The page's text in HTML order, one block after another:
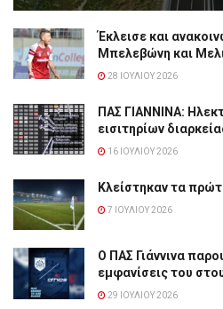
Έκλεισε και
Μπελεβώνη και
28 ΙΟΥΛΊΟΥ 2026
ΠΑΣ ΓΙΑΝΝΙΝΑ:
εισιτηρίων
16 ΙΟΥΛΊΟΥ 2026
Κλείστηκαν τα
7 ΙΟΥΛΊΟΥ 2026
Ο ΠΑΣ Γιάννινα
εμφανίσεις του
29 ΙΟΥΛΊΟΥ 2026